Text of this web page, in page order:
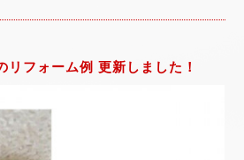
リフォーム例 更新しました！